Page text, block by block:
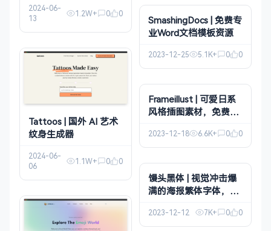
2024-06-
13
1.2W+ 0 0
Tattoos | 国外 AI 艺术
纹身生成器
2024-06-
06
1.1W+ 0 0
SmashingDocs | 免费专
业Word文档模板资源
2023-12-25 5.1K+ 0 0
Frameillust | 可爱日系
风格插图素材，免费下
2023-12-18 6.6K+ 0 0
馒头黑体 | 视觉冲击爆
满的海报繁体字体，全
2023-12-12 7K+ 0 0